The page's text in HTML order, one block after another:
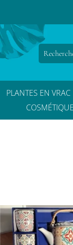
PLANTES EN VRAC